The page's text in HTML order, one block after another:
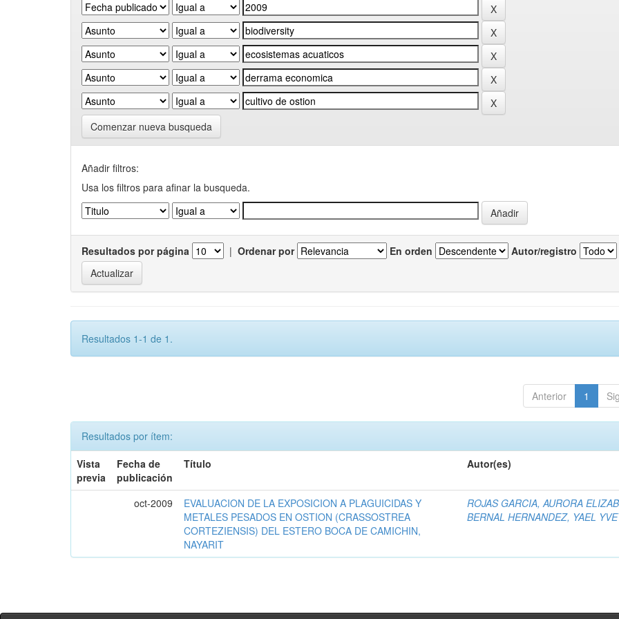
Comenzar nueva busqueda
Añadir filtros:
Usa los filtros para afinar la busqueda.
Resultados por página | Ordenar por En orden Autor/registro
Resultados 1-1 de 1.
Anterior 1
Resultados por ítem:
Vista
previa
Fecha de
publicación
Título Autor(es)
oct-2009
EVALUACION DE LA EXPOSICION A PLAGUICIDAS Y
METALES PESADOS EN OSTION (CRASSOSTREA
CORTEZIENSIS) DEL ESTERO BOCA DE CAMICHIN,
NAYARIT
ROJAS GARCIA, AURORA
BERNAL HERNANDEZ, YAEL